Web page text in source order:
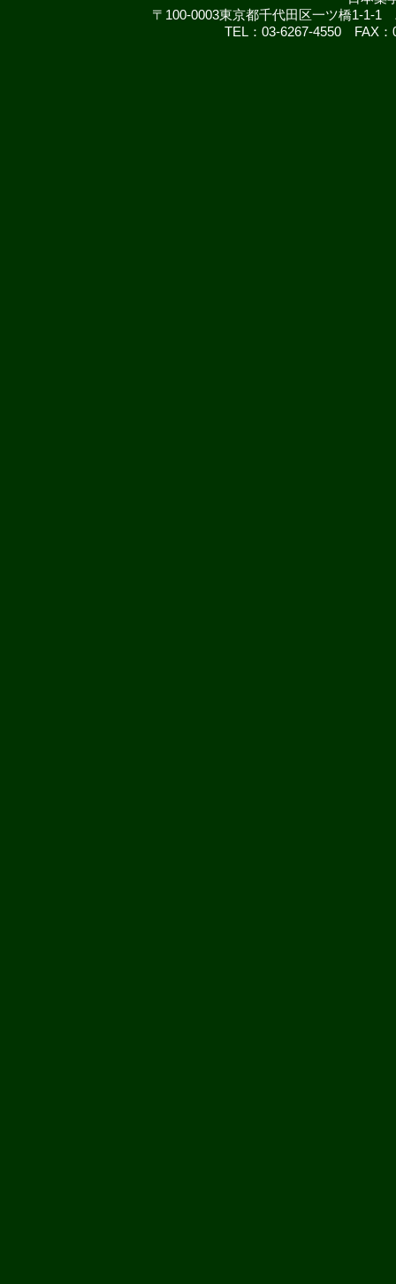
〒100-0003東京都千代田区一ツ橋1-1-
TEL：03-6267-4550 FAX